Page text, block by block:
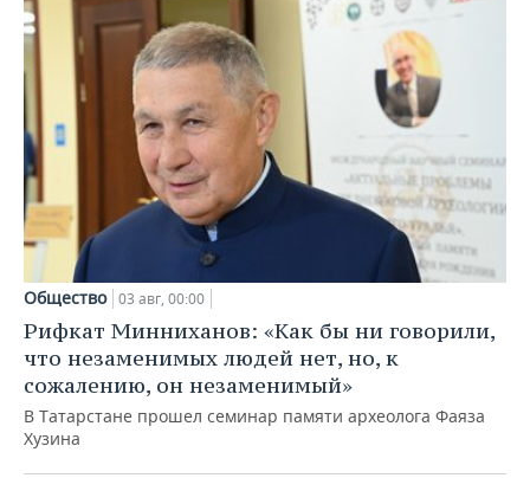
Общество 03 авг, 00:00
Рифкат Минниханов: «Как бы ни говорили,
что незаменимых людей нет, но, к
сожалению, он незаменимый»
В Татарстане прошел семинар памяти археолога Фаяза
Хузина